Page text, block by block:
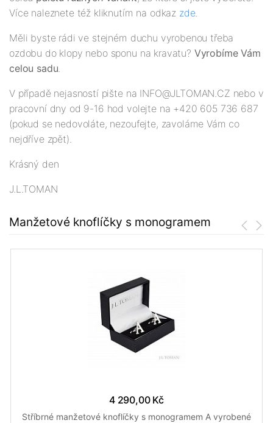
Více naleznete též kliknutím na odkaz zde.
Měli byste rádi ve stejném duchu vyrobenou třeba
ozdobu do klopy nebo sponu na kravatu? Vyrobíme Vám
celou sadu.
V případě nejasností pište na INFO@JLTOMAN.CZ nebo v
pracovní dny od 9-16 hod volejte na +420 605 736 687
(pokud se nedovoláte, nezoufejte, zavoláme Vám co
nejdříve zpět).
Krásný den
J.L.TOMAN
Manžetové knoflíčky s monogramem
4 290,00 Kč
Stříbrné manžetové knoflíčky s monogramem A vyrobené